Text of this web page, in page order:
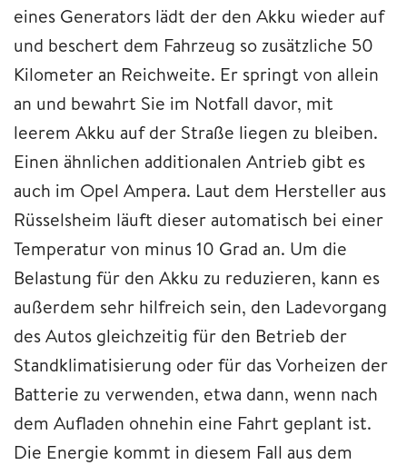
eines Generators lädt der den Akku wieder auf
und beschert dem Fahrzeug so zusätzliche 50
Kilometer an Reichweite. Er springt von allein
an und bewahrt Sie im Notfall davor, mit
leerem Akku auf der Straße liegen zu bleiben.
Einen ähnlichen additionalen Antrieb gibt es
auch im Opel Ampera. Laut dem Hersteller aus
Rüsselsheim läuft dieser automatisch bei einer
Temperatur von minus 10 Grad an. Um die
Belastung für den Akku zu reduzieren, kann es
außerdem sehr hilfreich sein, den Ladevorgang
des Autos gleichzeitig für den Betrieb der
Standklimatisierung oder für das Vorheizen der
Batterie zu verwenden, etwa dann, wenn nach
dem Aufladen ohnehin eine Fahrt geplant ist.
Die Energie kommt in diesem Fall aus dem